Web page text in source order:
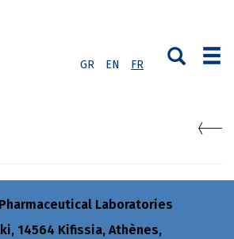
GR EN FR
Laboratories
14564 Kifissia, Athènes,